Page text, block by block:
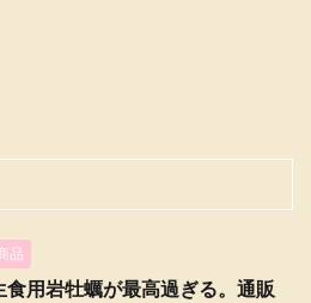
品
食用岩牡蠣が最高過ぎる。通販